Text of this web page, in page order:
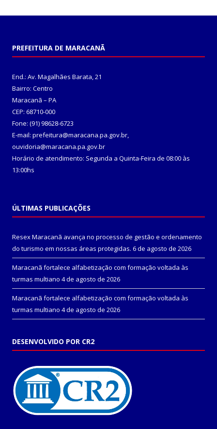
PREFEITURA DE MARACANÃ
End.: Av. Magalhães Barata, 21
Bairro: Centro
Maracanã – PA
CEP: 68710-000
Fone: (91) 98628-6723
E-mail: prefeitura@maracana.pa.gov.br,
ouvidoria@maracana.pa.gov.br
Horário de atendimento: Segunda a Quinta-Feira de 08:00 às
13:00hs
ÚLTIMAS PUBLICAÇÕES
Resex Maracanã avança no processo de gestão e ordenamento
do turismo em nossas áreas protegidas. 6 de agosto de 2026
Maracanã fortalece alfabetização com formação voltada às
turmas multiano 4 de agosto de 2026
Maracanã fortalece alfabetização com formação voltada às
turmas multiano 4 de agosto de 2026
DESENVOLVIDO POR CR2